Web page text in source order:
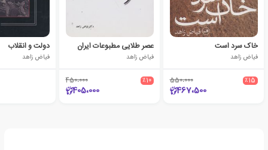
خاک سرد است
فیاض زاهد
٪15 550،000
467،500
عصر طلایی مطبوعات ایران
فیاض زاهد
٪10 450،000
405،000
دولت و انقلاب
فیاض زاهد